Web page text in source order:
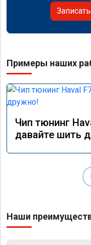
Примеры наших
Чип тюнинг
давайте шить
Наши